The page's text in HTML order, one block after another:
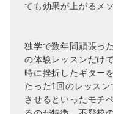
ても効果が上がるメ
独学で数年間頑張っ
の体験レッスンだけ
時に挫折したギター
たった1回のレッス
させるといったモチ